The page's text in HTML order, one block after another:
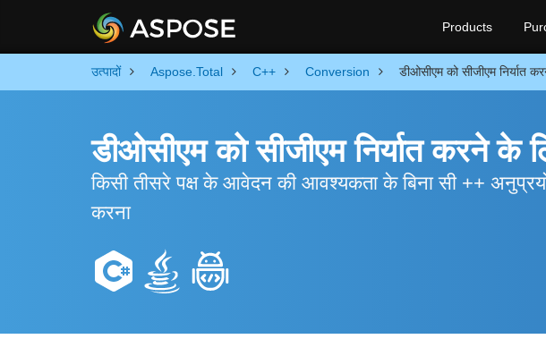
Products
उत्पादों Aspose.Total C++ Conversion डीओसीएम को सीजीएम निर्यात
डीओसीएम को सीजीएम निर्यात करने के
किसी तीसरे पक्ष के आवेदन की आवश्यकता के बिना सी ++
करना